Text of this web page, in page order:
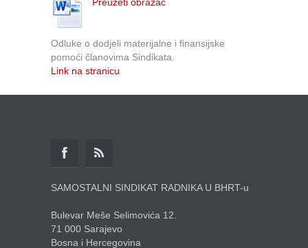
Odluke o dodjeli materijalne i finansijske
pomoći članovima Sindikata.
Link na stranicu
SAMOSTALNI SINDIKAT RADNIKA U BHRT-u
Bulevar Meše Selimovića 12.
71 000 Sarajevo
Bosna i Hercegovina